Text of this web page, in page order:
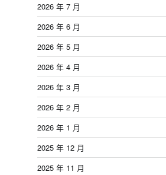
2026 年 7 月
2026 年 6 月
2026 年 5 月
2026 年 4 月
2026 年 3 月
2026 年 2 月
2026 年 1 月
2025 年 12 月
2025 年 11 月